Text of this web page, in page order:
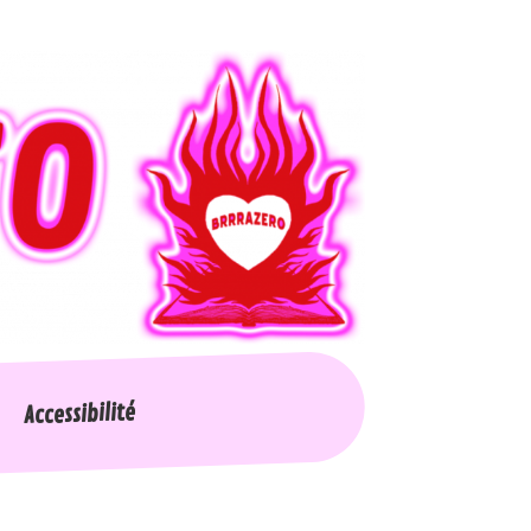
Accessibilité